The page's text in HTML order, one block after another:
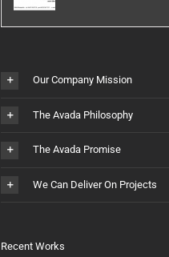
Our Company Mission
The Avada Philosophy
The Avada Promise
We Can Deliver On Projects
Recent Works